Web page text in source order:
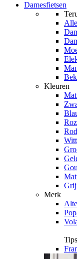
Damesfietsen
Alle
Kleuren
Merk